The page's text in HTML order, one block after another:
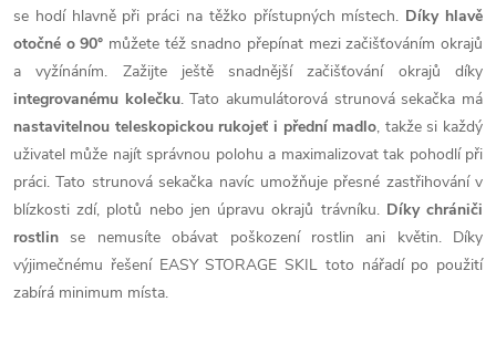
se hodí hlavně při práci na těžko přístupných místech. Díky hlavě
otočné o 90° můžete též snadno přepínat mezi začišťováním okrajů
a vyžínáním. Zažijte ještě snadnější začišťování okrajů díky
integrovanému kolečku. Tato akumulátorová strunová sekačka má
nastavitelnou teleskopickou rukojeť i přední madlo, takže si každý
uživatel může najít správnou polohu a maximalizovat tak pohodlí při
práci. Tato strunová sekačka navíc umožňuje přesné zastřihování v
blízkosti zdí, plotů nebo jen úpravu okrajů trávníku. Díky chrániči
rostlin se nemusíte obávat poškození rostlin ani květin. Díky
výjimečnému řešení EASY STORAGE SKIL toto nářadí po použití
zabírá minimum místa.